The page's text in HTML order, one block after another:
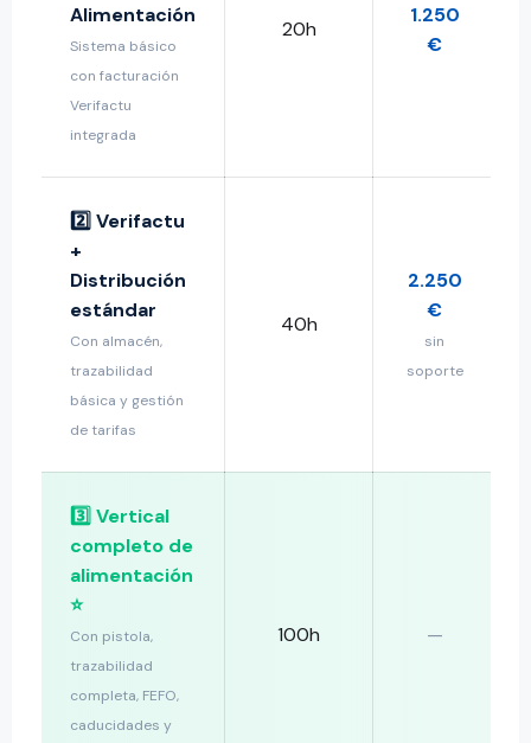
Alimentación
Sistema básico
con facturación
Verifactu
integrada
20h
1.250
€
2️⃣ Verifactu
+
Distribución
estándar
Con almacén,
trazabilidad
básica y gestión
de tarifas
40h
2.250
€
sin
soporte
3️⃣ Vertical
completo de
alimentación
⭐
Con pistola,
trazabilidad
completa, FEFO,
caducidades y
100h —